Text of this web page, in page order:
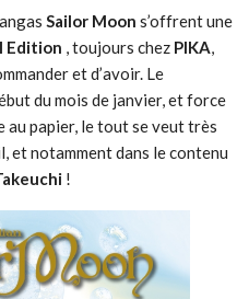
Sailor Moon s’offrent une
Edition , toujours chez PIKA,
et d’avoir. Le
du mois de janvier, et force
au papier, le tout se veut très
et notamment dans le contenu
!